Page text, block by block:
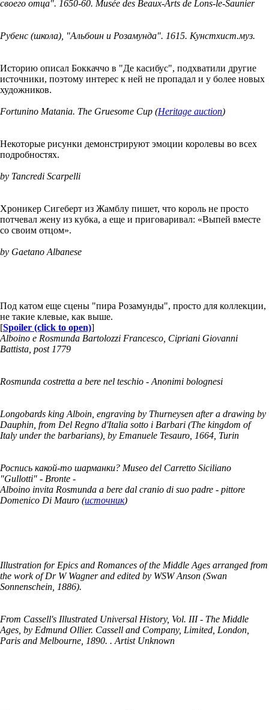
своего отца". 1650-60. Musée des Beaux-Arts de Lons-le-Saunier
Рубенс (школа), "Альбоин и Розамунда". 1615. Кунстхист.муз.
Историю описал Боккаччо в "Де касибус", подхватили другие
источники, поэтому интерес к ней не пропадал и у более новых
художников.
Fortunino Matania. The Gruesome Cup (Heritage auction)
Некоторые рисунки демонстрируют эмоции королевы во всех
подробностях.
by Tancredi Scarpelli
Хроникер Сигеберт из Жамблу пишет, что король не просто
потчевал жену из кубка, а еще и приговаривал: «Выпей вместе
со своим отцом».
by Gaetano Albanese
Под катом еще сцены "пира Розамунды", просто для коллекции,
не такие клевые, как выше.
[Spoiler (click to open)]
Alboino e Rosmunda Bartolozzi Francesco, Cipriani Giovanni
Battista, post 1779
Rosmunda costretta a bere nel teschio - Anonimi bolognesi
Longobards king Alboin, engraving by Thurneysen after a drawing by
Dauphin, from Del Regno d'Italia sotto i Barbari (The kingdom of
Italy under the barbarians), by Emanuele Tesauro, 1664, Turin
Роспись какой-то шарманки? Museo del Carretto Siciliano
"Gullotti" - Bronte -
Alboino invita Rosmunda a bere dal cranio di suo padre - pittore
Domenico Di Mauro (источник)
Illustration for Epics and Romances of the Middle Ages arranged from
the work of Dr W Wagner and edited by WSW Anson (Swan
Sonnenschein, 1886).
From Cassell's Illustrated Universal History, Vol. III - The Middle
Ages, by Edmund Ollier. Cassell and Company, Limited, London,
Paris and Melbourne, 1890. . Artist Unknown